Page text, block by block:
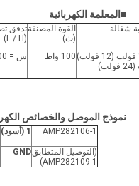
■المعلمة الكهربائية
شغالة
القوة المصنفة
(ث)
تدفق
(L / H)
100 واط
س = 1800 لتر / ساعة = 9 م
نموذج الموصل والخصائص
AMP282106-1 1 (أسود)
(التوصيل المتطابق
AMP282109-1)
GND